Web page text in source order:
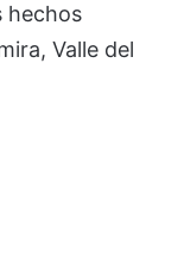
hechos
Valle del